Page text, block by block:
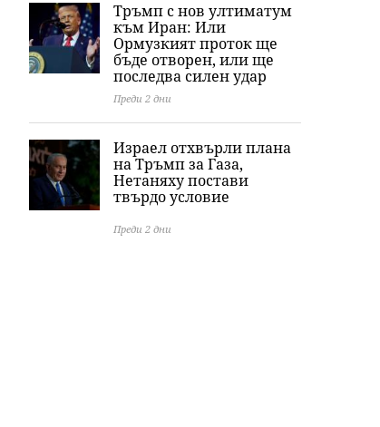
Тръмп с нов ултиматум
към Иран: Или
Ормузкият проток ще
бъде отворен, или ще
последва силен удар
Преди 2 дни
Израел отхвърли плана
на Тръмп за Газа,
Нетаняху постави
твърдо условие
Преди 2 дни